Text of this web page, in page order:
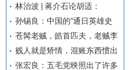
林治波 | 蒋介石论胡适：
孙锡良：中国的“通日英雄史
苍髯老贼，皓首匹夫，老贼李
贱人就是矫情，混账东西惯出
张宏良：五毛党映照出了许多